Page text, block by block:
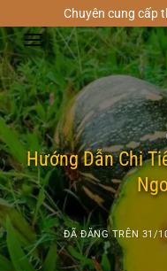
đến
nội
dung
Chuyên cung cấp
Hướng Dẫn Chi
ĐÃ ĐĂNG TRÊN 31/